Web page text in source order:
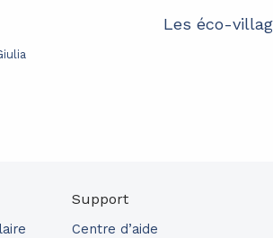
Les éco-
Support
Centre d’aide